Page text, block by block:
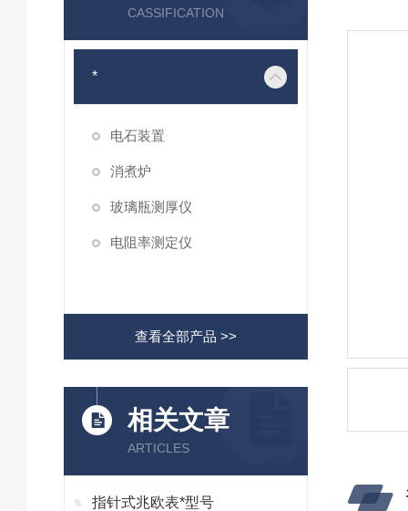
CASSIFICATION
*
电石装置
消煮炉
玻璃瓶测厚仪
电阻率测定仪
查看全部产品 >>
相关文章
ARTICLES
指针式兆欧表*型号